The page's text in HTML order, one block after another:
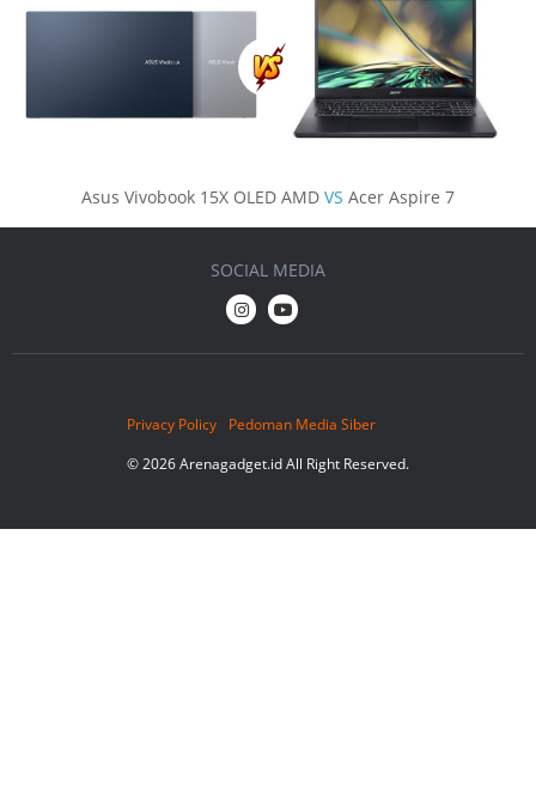
Asus Vivobook 15X OLED AMD VS Acer Aspire 7
Privacy Policy
Pedoman Media Siber
© 2026 Arenagadget.id All Right Reserved.
SOCIAL MEDIA